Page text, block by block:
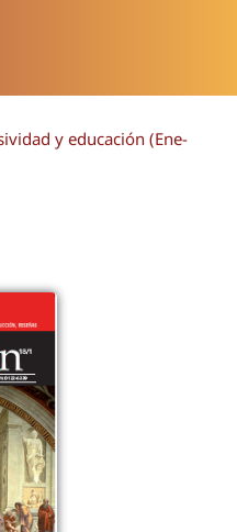
y educación (Ene-